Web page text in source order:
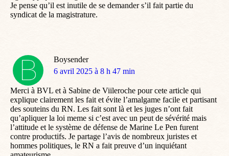
Je pense qu’il est inutile de se demander s’il fait partie du
syndicat de la magistrature.
Boysender
dit
6 avril 2025 à 8 h 47 min
Merci à BVL et à Sabine de Viileroche pour cete article qui
explique clairement les fait et évite l’amalgame facile et partisant
des souteins du RN. Les fait sont là et les juges n’ont fait
qu’apliquer la loi meme si c’est avec un peut de sévérité mais
l’attitude et le système de défense de Marine Le Pen furent
contre productifs. Je partage l’avis de nombreux juristes et
hommes politiques, le RN a fait preuve d’un inquiétant